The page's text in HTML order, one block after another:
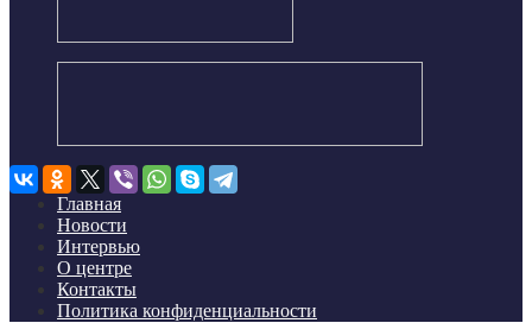
Главная
Новости
Интервью
О центре
Контакты
Политика конфиденциальности